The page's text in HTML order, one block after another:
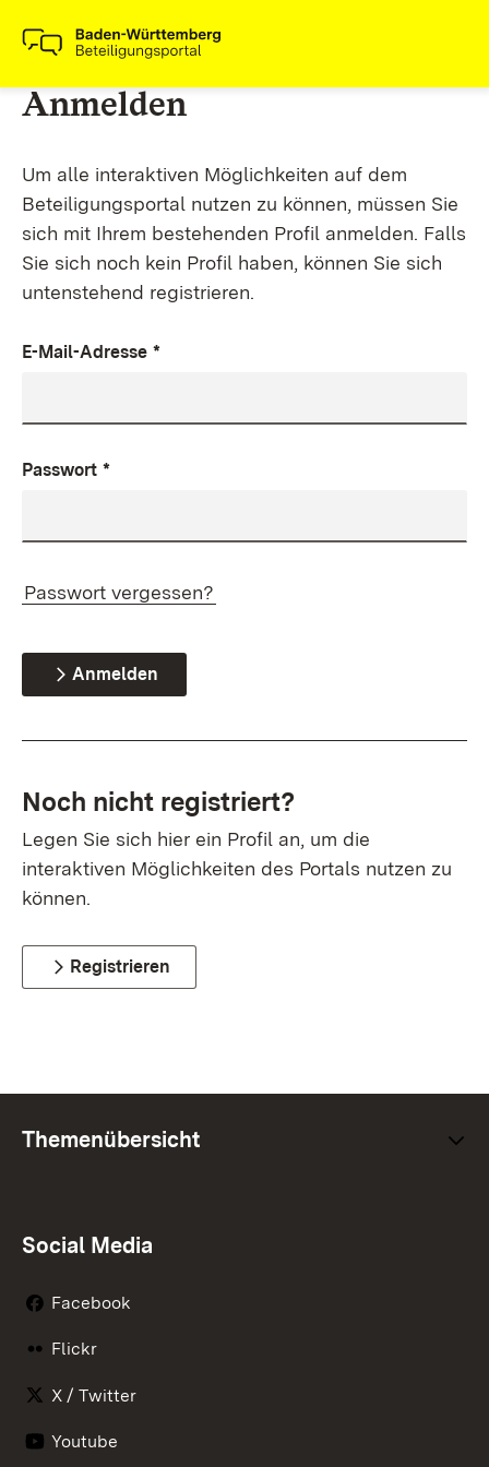
Anmelden
Um alle interaktiven Möglichkeiten auf dem
Beteiligungsportal nutzen zu können, müssen Sie
sich mit Ihrem bestehenden Profil anmelden. Falls
Sie sich noch kein Profil haben, können Sie sich
untenstehend registrieren.
E-Mail-Adresse *
Passwort *
Passwort vergessen?
Anmelden
Noch nicht registriert?
Legen Sie sich hier ein Profil an, um die
interaktiven Möglichkeiten des Portals nutzen zu
können.
Registrieren
Themenübersicht
Social Media
Facebook
Flickr
X / Twitter
Youtube